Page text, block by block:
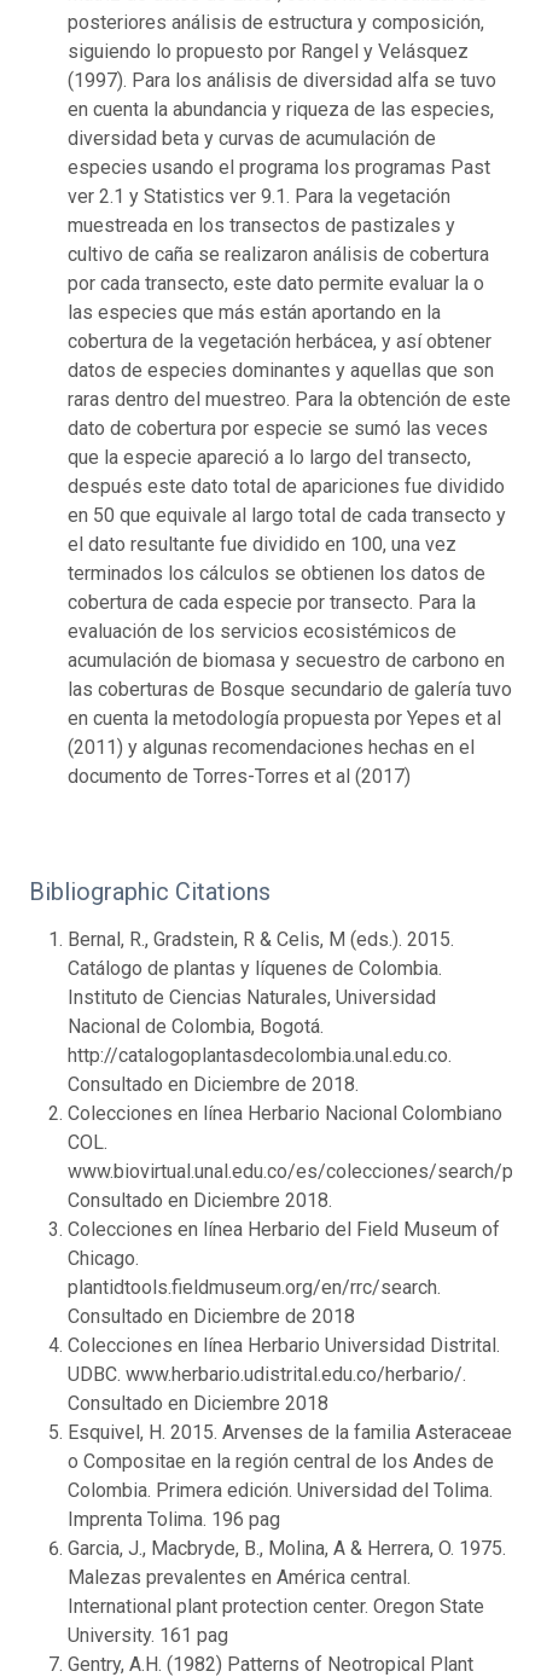
posteriores análisis de estructura y composición,
siguiendo lo propuesto por Rangel y Velásquez
(1997). Para los análisis de diversidad alfa se tuvo
en cuenta la abundancia y riqueza de las especies,
diversidad beta y curvas de acumulación de
especies usando el programa los programas Past
ver 2.1 y Statistics ver 9.1. Para la vegetación
muestreada en los transectos de pastizales y
cultivo de caña se realizaron análisis de cobertura
por cada transecto, este dato permite evaluar la o
las especies que más están aportando en la
cobertura de la vegetación herbácea, y así obtener
datos de especies dominantes y aquellas que son
raras dentro del muestreo. Para la obtención de este
dato de cobertura por especie se sumó las veces
que la especie apareció a lo largo del transecto,
después este dato total de apariciones fue dividido
en 50 que equivale al largo total de cada transecto y
el dato resultante fue dividido en 100, una vez
terminados los cálculos se obtienen los datos de
cobertura de cada especie por transecto. Para la
evaluación de los servicios ecosistémicos de
acumulación de biomasa y secuestro de carbono en
las coberturas de Bosque secundario de galería tuvo
en cuenta la metodología propuesta por Yepes et al
(2011) y algunas recomendaciones hechas en el
documento de Torres-Torres et al (2017)
Bibliographic Citations
Bernal, R., Gradstein, R & Celis, M (eds.). 2015.
Catálogo de plantas y líquenes de Colombia.
Instituto de Ciencias Naturales, Universidad
Nacional de Colombia, Bogotá.
http://catalogoplantasdecolombia.unal.edu.co.
Consultado en Diciembre de 2018.
Colecciones en línea Herbario Nacional Colombiano
COL.
www.biovirtual.unal.edu.co/es/colecciones/search/
Consultado en Diciembre 2018.
Colecciones en línea Herbario del Field Museum of
Chicago.
plantidtools.fieldmuseum.org/en/rrc/search.
Consultado en Diciembre de 2018
Colecciones en línea Herbario Universidad Distrital.
UDBC. www.herbario.udistrital.edu.co/herbario/.
Consultado en Diciembre 2018
Esquivel, H. 2015. Arvenses de la familia Asteraceae
o Compositae en la región central de los Andes de
Colombia. Primera edición. Universidad del Tolima.
Imprenta Tolima. 196 pag
Garcia, J., Macbryde, B., Molina, A & Herrera, O. 1975.
Malezas prevalentes en América central.
International plant protection center. Oregon State
University. 161 pag
Gentry, A.H. (1982) Patterns of Neotropical Plant